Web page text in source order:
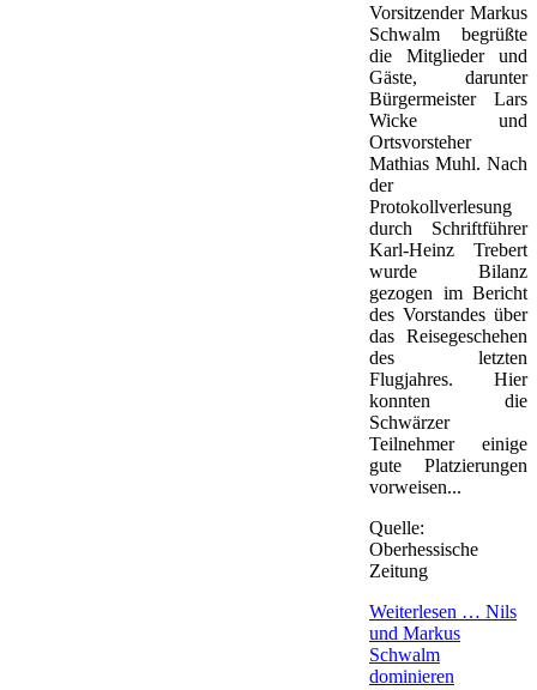
Vorsitzender Markus
Schwalm begrüßte
die Mitglieder und
Gäste, darunter
Bürgermeister Lars
Wicke und
Ortsvorsteher
Mathias Muhl. Nach
der
Protokollverlesung
durch Schriftführer
Karl-Heinz Trebert
wurde Bilanz
gezogen im Bericht
des Vorstandes über
das Reisegeschehen
des letzten
Flugjahres. Hier
konnten die
Schwärzer
Teilnehmer einige
gute Platzierungen
vorweisen...
Quelle:
Oberhessische
Zeitung
Weiterlesen … Nils
und Markus
Schwalm
dominieren